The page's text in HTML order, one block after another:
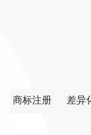
商标注册 差异